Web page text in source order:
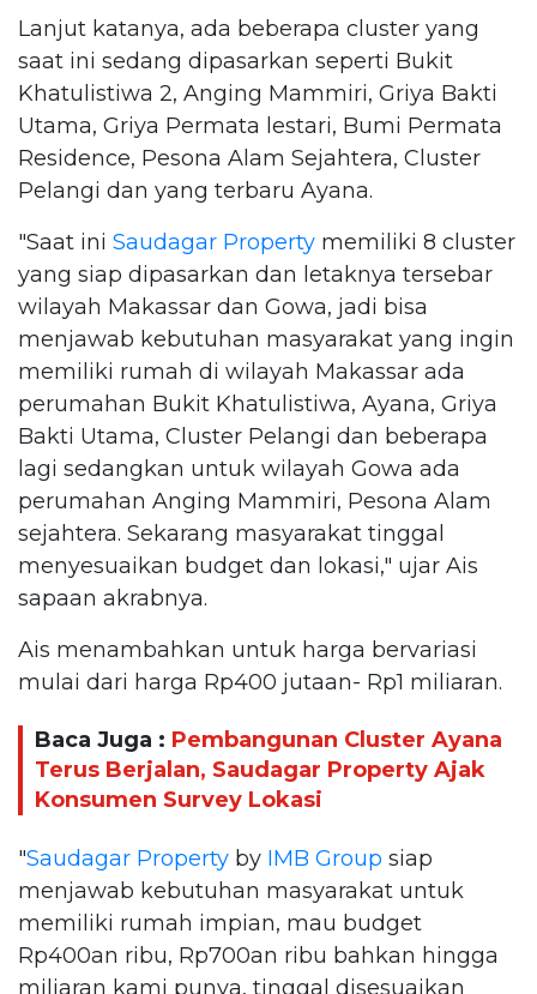
Lanjut katanya, ada beberapa cluster yang
saat ini sedang dipasarkan seperti Bukit
Khatulistiwa 2, Anging Mammiri, Griya Bakti
Utama, Griya Permata lestari, Bumi Permata
Residence, Pesona Alam Sejahtera, Cluster
Pelangi dan yang terbaru Ayana.
"Saat ini Saudagar Property memiliki 8 cluster
yang siap dipasarkan dan letaknya tersebar
wilayah Makassar dan Gowa, jadi bisa
menjawab kebutuhan masyarakat yang ingin
memiliki rumah di wilayah Makassar ada
perumahan Bukit Khatulistiwa, Ayana, Griya
Bakti Utama, Cluster Pelangi dan beberapa
lagi sedangkan untuk wilayah Gowa ada
perumahan Anging Mammiri, Pesona Alam
sejahtera. Sekarang masyarakat tinggal
menyesuaikan budget dan lokasi," ujar Ais
sapaan akrabnya.
Ais menambahkan untuk harga bervariasi
mulai dari harga Rp400 jutaan- Rp1 miliaran.
Baca Juga : Pembangunan Cluster Ayana
Terus Berjalan, Saudagar Property Ajak
Konsumen Survey Lokasi
"Saudagar Property by IMB Group siap
menjawab kebutuhan masyarakat untuk
memiliki rumah impian, mau budget
Rp400an ribu, Rp700an ribu bahkan hingga
miliaran kami punya, tinggal disesuaikan